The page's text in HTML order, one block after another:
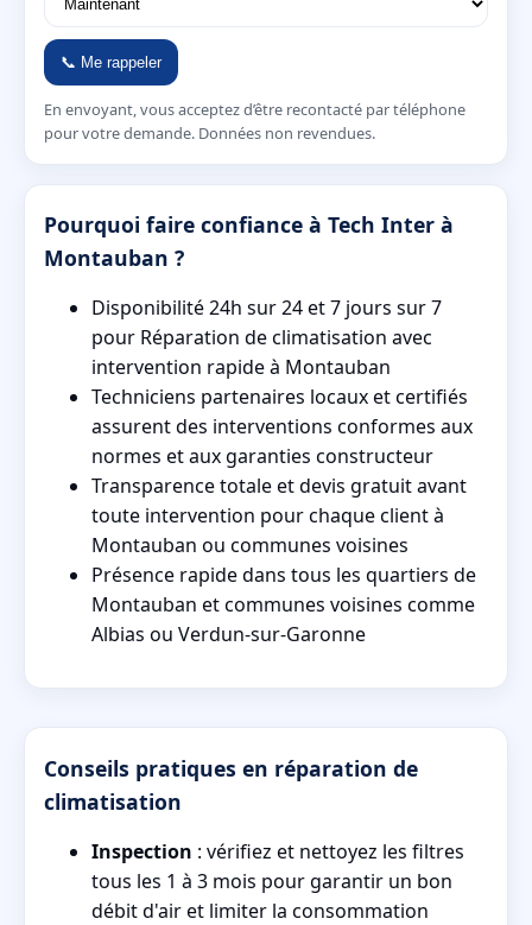
📞 Me rappeler
En envoyant, vous acceptez d’être recontacté par téléphone
pour votre demande. Données non revendues.
Pourquoi faire confiance à Tech Inter à
Montauban ?
Disponibilité 24h sur 24 et 7 jours sur 7
pour Réparation de climatisation avec
intervention rapide à Montauban
Techniciens partenaires locaux et certifiés
assurent des interventions conformes aux
normes et aux garanties constructeur
Transparence totale et devis gratuit avant
toute intervention pour chaque client à
Montauban ou communes voisines
Présence rapide dans tous les quartiers de
Montauban et communes voisines comme
Albias ou Verdun-sur-Garonne
Conseils pratiques en réparation de
climatisation
Inspection : vérifiez et nettoyez les filtres
tous les 1 à 3 mois pour garantir un bon
débit d'air et limiter la consommation